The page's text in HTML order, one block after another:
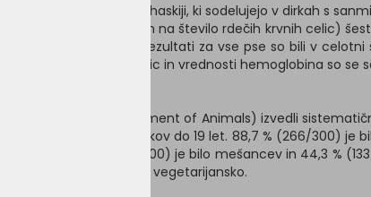
potrebe po energiji kot haskiji, ki sodelujejo v dirkah s
(z osredotočanjem na število rdečih krvnih celic)
dirki. Hematološki rezultati za vse pse so bili v
število rdečih krvnih celic in vrednosti hemoglobina so
for the Ethical Treatment of Animals) izvedli
starosti, od mladičkov do 19 let. 88,7 % (266/300)
samcev. 55,7 % (167/300) je bilo mešancev in 44,3 %
34,7 % (104/300) pa z vegetarijansko.